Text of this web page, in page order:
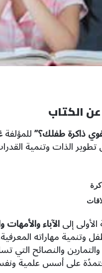
الكتاب
ذاكرة طفلك؟”للمؤلفة
الذات وتنمية
إلىالآباء
وتنمية مهاراته
والنصائح التي
على أسس علمية